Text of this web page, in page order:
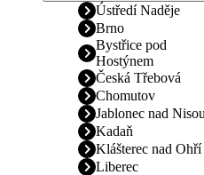
Ústředí Naděje
Brno
Bystřice pod
Hostýnem
Česká Třebová
Chomutov
Jablonec nad Nisou
Kadaň
Klášterec nad Ohří
Liberec